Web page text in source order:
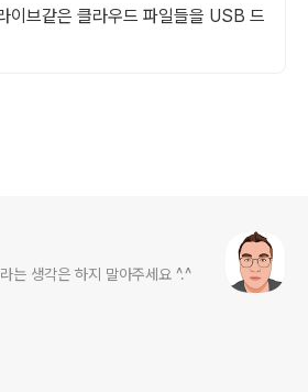
이브같은 클라우드 파일들을 USB 드
는 생각은 하지 말아주세요 ^.^